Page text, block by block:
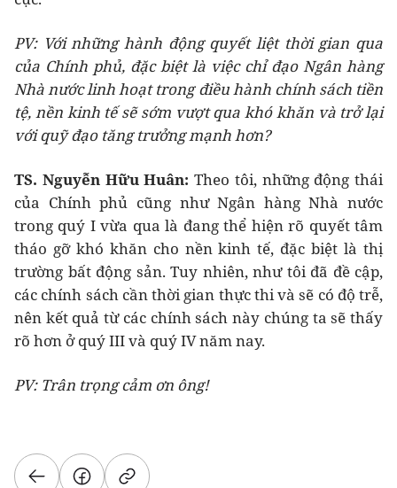
PV: Với những hành động quyết liệt thời gian qua
của Chính phủ, đặc biệt là việc chỉ đạo Ngân hàng
Nhà nước linh hoạt trong điều hành chính sách tiền
tệ, nền kinh tế sẽ sớm vượt qua khó khăn và trở lại
với quỹ đạo tăng trưởng mạnh hơn?
TS. Nguyễn Hữu Huân: Theo tôi, những động thái
của Chính phủ cũng như Ngân hàng Nhà nước
trong quý I vừa qua là đang thể hiện rõ quyết tâm
tháo gỡ khó khăn cho nền kinh tế, đặc biệt là thị
trường bất động sản. Tuy nhiên, như tôi đã đề cập,
các chính sách cần thời gian thực thi và sẽ có độ trễ,
nên kết quả từ các chính sách này chúng ta sẽ thấy
rõ hơn ở quý III và quý IV năm nay.
PV: Trân trọng cảm ơn ông!